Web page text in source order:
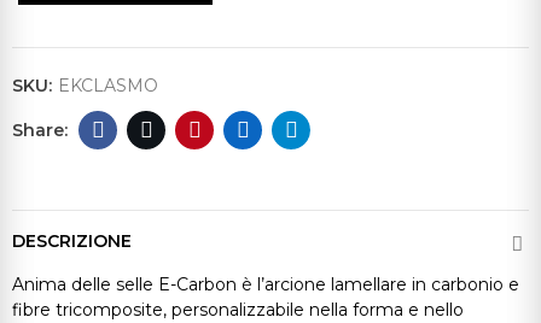
SKU: EKCLASMO
DESCRIZIONE
Anima delle selle E-Carbon è l’arcione lamellare in carbonio e
fibre tricomposite, personalizzabile nella forma e nello